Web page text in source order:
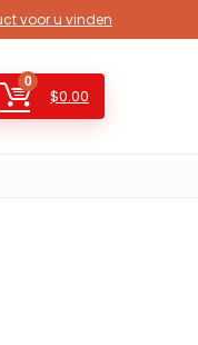
voor u vinden
0
$0.00